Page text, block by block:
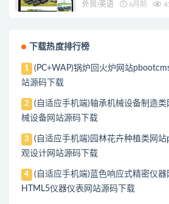
外贸/英语 6月前 41
下载热度排行榜
1
(PC+WAP)锅炉回火炉网站
站源码下载
2
(自适应手机端)轴承机械设备制造
械设备网站源码下载
3
(自适应手机端)园林花卉种植类网
观设计网站源码下载
4
(自适应手机端)蓝色响应式精密仪
HTML5仪器仪表网站源码下载